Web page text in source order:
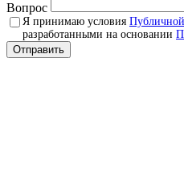
Вопрос
Я принимаю условия
разработанными на основании